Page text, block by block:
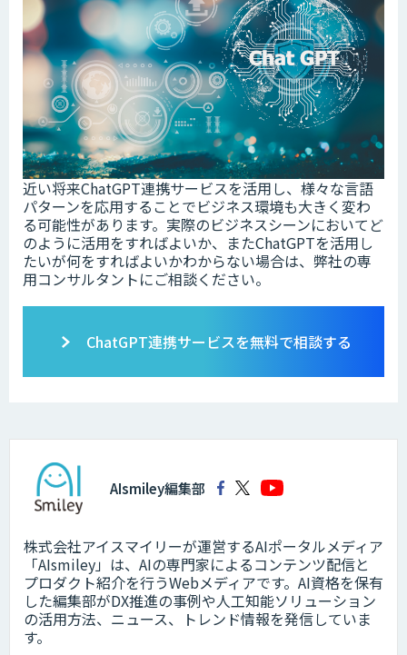
近い将来ChatGPT連携サービスを活用し、様々な言語
パターンを応用することでビジネス環境も大きく変わ
る可能性があります。実際のビジネスシーンにおいてど
のように活用をすればよいか、またChatGPTを活用し
たいが何をすればよいかわからない場合は、弊社の専
用コンサルタントにご相談ください。
ChatGPT連携サービスを無料で相談する
AIsmiley編集部
株式会社アイスマイリーが運営するAIポータルメディア
「AIsmiley」は、AIの専門家によるコンテンツ配信と
プロダクト紹介を行うWebメディアです。AI資格を保有
した編集部がDX推進の事例や人工知能ソリューション
の活用方法、ニュース、トレンド情報を発信していま
す。